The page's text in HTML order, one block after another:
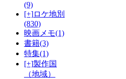
(9)
[+]ロケ地別
(830)
映画メモ(1)
書籍(3)
特集(1)
[+]製作国
（地域）